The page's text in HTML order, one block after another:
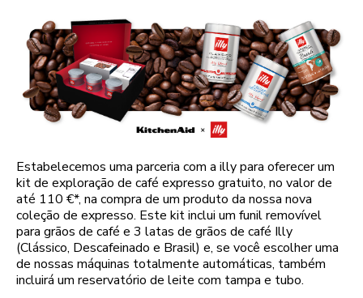
Estabelecemos uma parceria com a illy para oferecer um
kit de exploração de café expresso gratuito, no valor de
até 110 €*, na compra de um produto da nossa nova
coleção de expresso. Este kit inclui um funil removível
para grãos de café e 3 latas de grãos de café Illy
(Clássico, Descafeinado e Brasil) e, se você escolher uma
de nossas máquinas totalmente automáticas, também
incluirá um reservatório de leite com tampa e tubo.